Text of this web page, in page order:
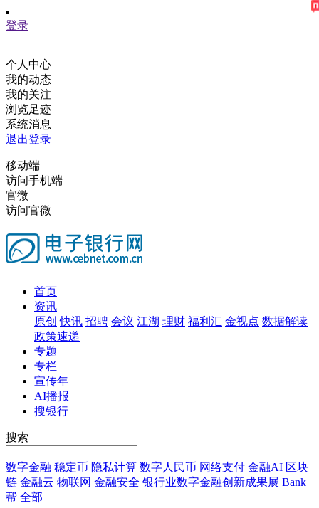
登录
个人中心
我的动态
我的关注
浏览足迹
系统消息
退出登录
移动端
访问手机端
官微
访问官微
首页
资讯
原创 快讯 招聘 会议 江湖 理财 福利汇 金视点 数据解读
政策速递
专题
专栏
宣传年
AI播报
搜银行
搜索
数字金融 稳定币 隐私计算 数字人民币 网络支付 金融AI 区块
链 金融云 物联网 金融安全 银行业数字金融创新成果展 Bank
帮 全部